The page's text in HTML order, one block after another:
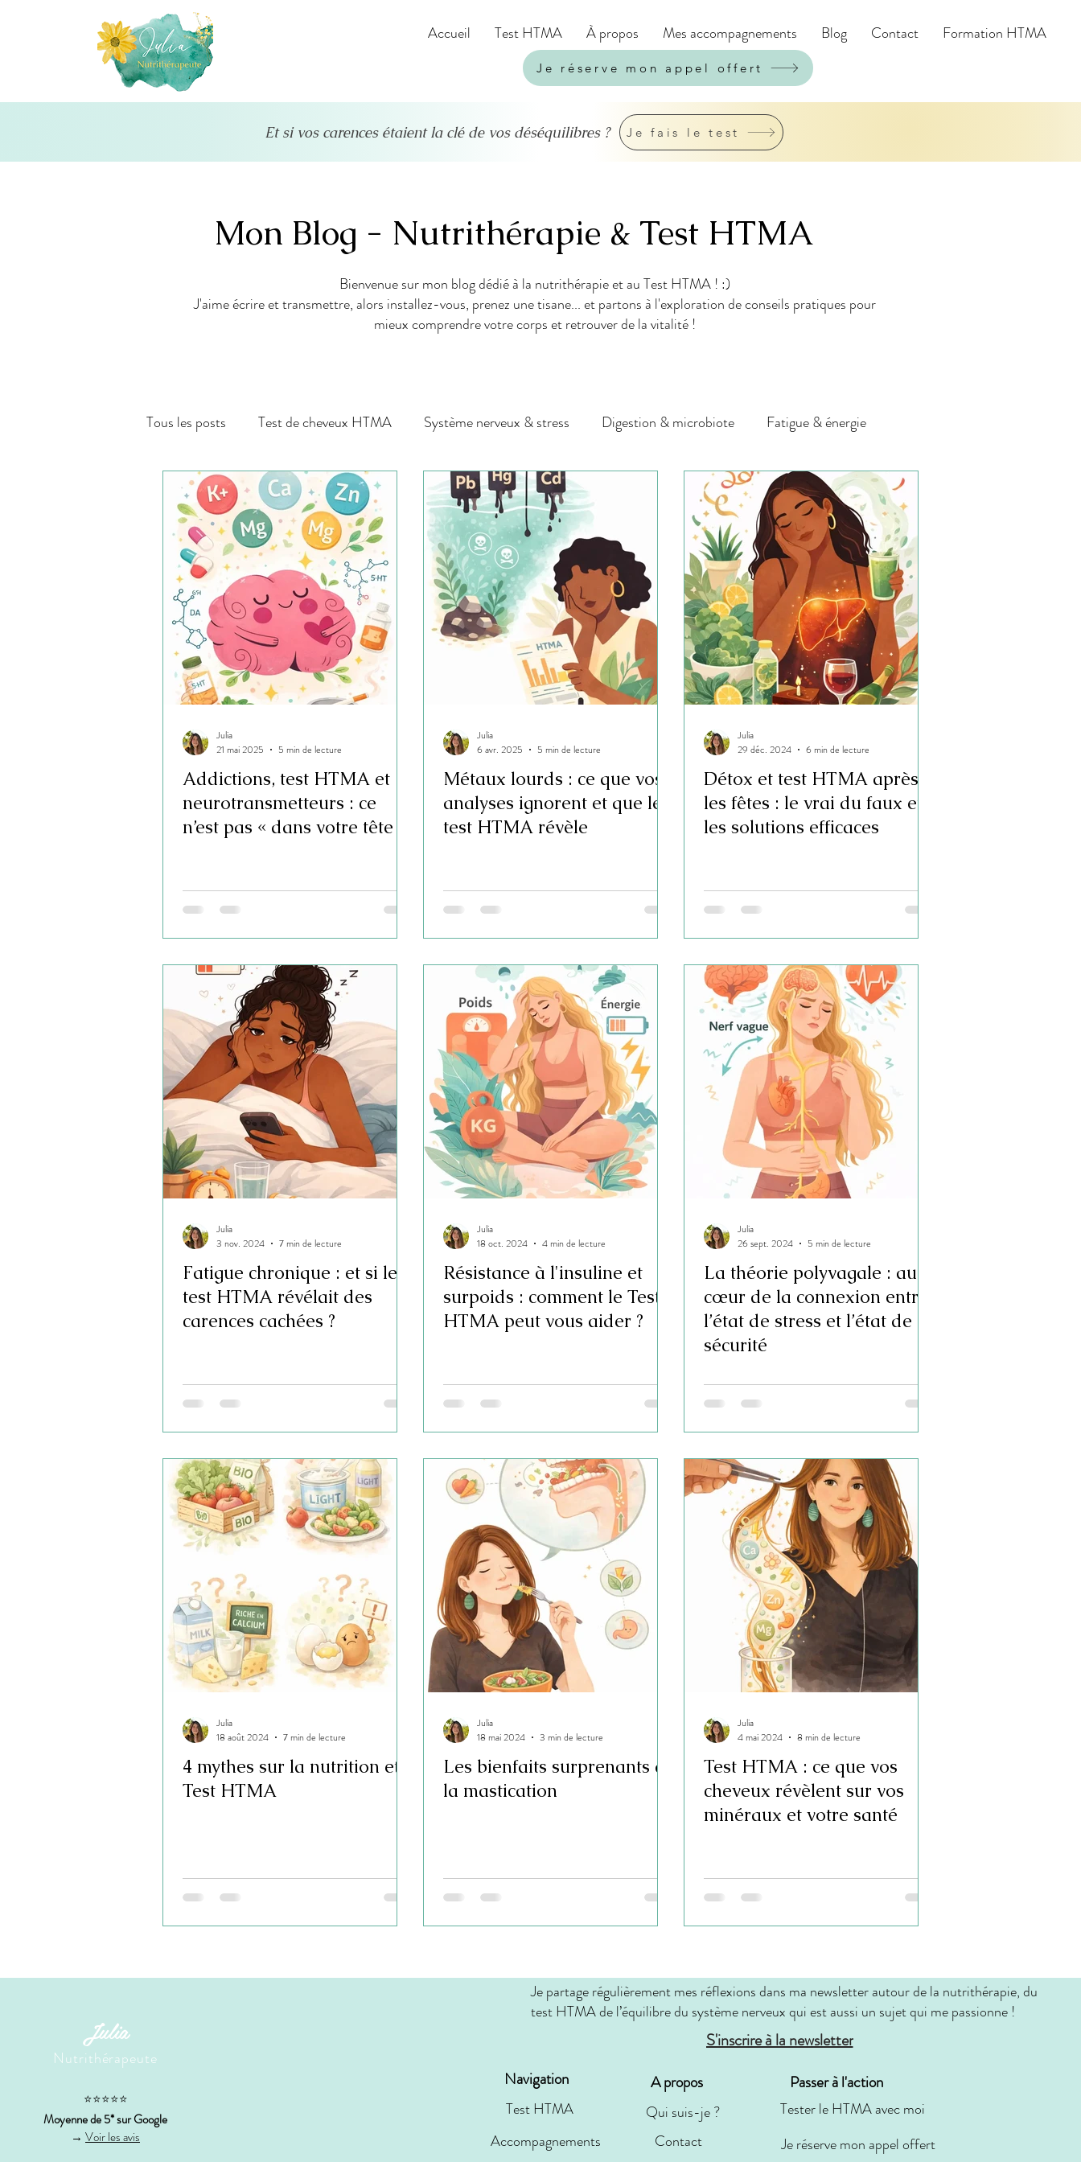
Accueil Test HTMA À propos Mes accompagnements Blog Contact Formation HTMA
Je réserve mon appel offert
Et si vos carences étaient la clé de vos déséquilibres ? Je fais le test
Mon Blog - Nutrithérapie & Test HTMA
Bienvenue sur mon blog dédié à la nutrithérapie et au Test HTMA ! :)
J'aime écrire et transmettre, alors installez-vous, prenez une tisane... et partons à l'exploration de conseils pratiques pour
mieux comprendre votre corps et retrouver de la vitalité !
Tous les posts Test de cheveux HTMA Système nerveux & stress Digestion & microbiote Fatigue & énergie
Hormones & Thyroïde Grossesse & post-partum
Addictions, test HTMA et
neurotransmetteurs : ce
n’est pas « dans votre tête » !
Julia
21 mai 2025
5 min de lecture
Métaux lourds : ce que vos
analyses ignorent et que le
test HTMA révèle
Julia
6 avr. 2025
5 min de lecture
Détox et test HTMA après
les fêtes : le vrai du faux et
les solutions efficaces
Julia
29 déc. 2024
6 min de lecture
Fatigue chronique : et si le
test HTMA révélait des
carences cachées ?
Julia
3 nov. 2024
7 min de lecture
Résistance à l'insuline et
surpoids : comment le Test
HTMA peut vous aider ?
Julia
18 oct. 2024
4 min de lecture
La théorie polyvagale : au
cœur de la connexion entre
l’état de stress et l’état de
sécurité
Julia
26 sept. 2024
5 min de lecture
4 mythes sur la nutrition et
Test HTMA
Julia
18 août 2024
7 min de lecture
Les bienfaits surprenants de
la mastication
Julia
18 mai 2024
3 min de lecture
Test HTMA : ce que vos
cheveux révèlent sur vos
minéraux et votre santé
Julia
4 mai 2024
8 min de lecture
Julia
Nutrithérapeute
⭐⭐⭐⭐⭐
Moyenne de 5* sur Google
→ Voir les avis
Je partage régulièrement mes réflexions dans ma newsletter autour de la nutrithérapie, du
test HTMA de l’équilibre du système nerveux qui est aussi un sujet qui me passionne !
S'inscrire à la newsletter
Navigation
Test HTMA
Accompagnements
A propos
Contact
Qui suis-je ?
Passer à l'action
Tester le HTMA avec moi
Je réserve mon appel offert